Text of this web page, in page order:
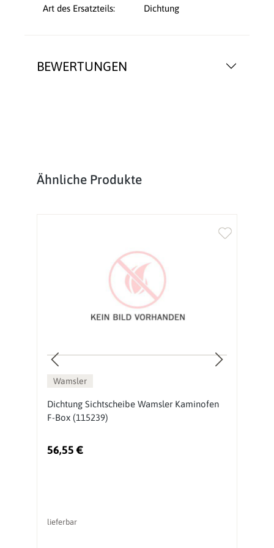
BEWERTUNGEN
Art des Ersatzteils: Dichtung
Produktgalerie überspringen
Ähnliche Produkte
Wamsler
Dichtung Sichtscheibe Wamsler Kaminofen
F-Box (115239)
56,55 €
lieferbar